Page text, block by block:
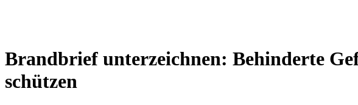
Brandbrief unterzeichnen: Behinderte
schützen